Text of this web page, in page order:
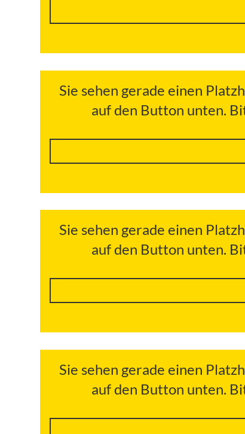
Sie sehen gerade einen
auf den Button unten.
Sie sehen gerade einen
auf den Button unten.
Sie sehen gerade einen
auf den Button unten.